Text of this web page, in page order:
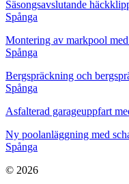
Säsongsavslutande
Spånga
Montering av markpool
Spånga
Bergspräckning och
Spånga
Asfalterad garageuppfart
Ny poolanläggning med
Spånga
© 2026